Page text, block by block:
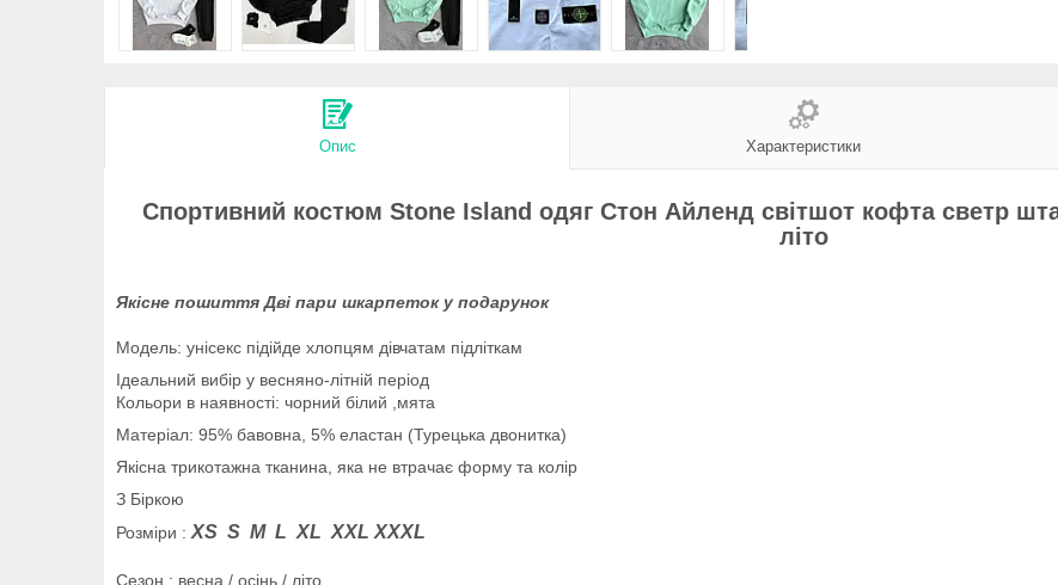
Опис Характеристики
Спортивний костюм Stone Island одяг Стон Айленд світшот кофта светр
літо
Якісне пошиття Дві пари шкарпеток у подарунок
Модель: унісекс підійде хлопцям дівчатам підліткам
Ідеальний вибір у весняно-літній період
Кольори в наявності: чорний білий ,мята
Матеріал: 95% бавовна, 5% еластан (Турецька двонитка)
Якісна трикотажна тканина, яка не втрачає форму та колір
З Біркою
Розміри : XS S M L XL XXL XXXL
Сезон : весна / осінь / літо